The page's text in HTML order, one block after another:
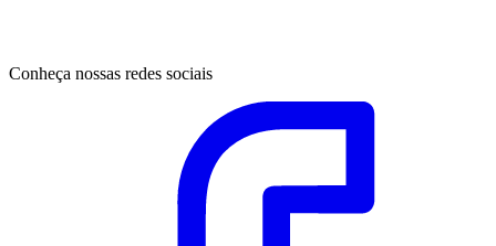
Conheça nossas redes sociais